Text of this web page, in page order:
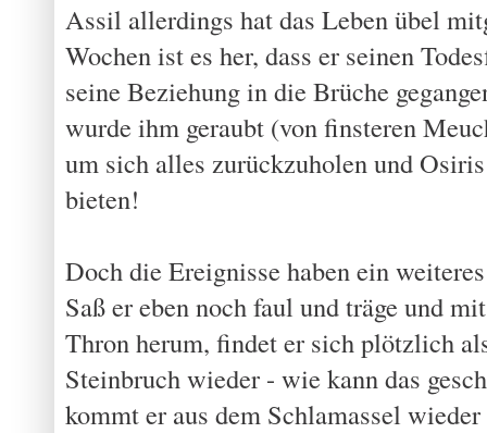
Assil allerdings hat das Leben übel
Wochen ist es her, dass er seinen
seine Beziehung in die Brüche
wurde ihm geraubt (von finsteren
um sich alles zurückzuholen und
bieten!
Doch die Ereignisse haben ein
Saß er eben noch faul und träge und
Thron herum, findet er sich plötzlich
Steinbruch wieder - wie kann das
kommt er aus dem Schlamassel wieder